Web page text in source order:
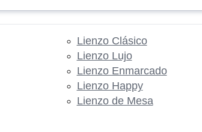
Lienzo Clásico
Lienzo Lujo
Lienzo Enmarcado
Lienzo Happy
Lienzo de Mesa